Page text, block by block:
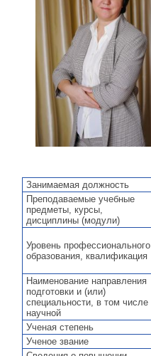
Занимаемая должность
Преподаваемые учебные
предметы, курсы,
дисциплины (модули)
Уровень профессионального
образования, квалификация
Наименование направления
подготовки и (или)
специальности, в том числе
научной
Ученая степень
Ученое звание